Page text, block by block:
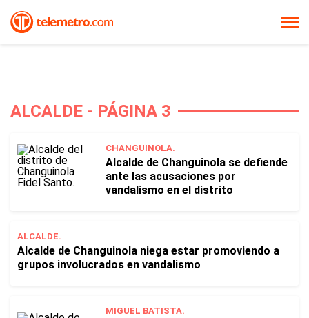
ALCALDE - PÁGINA 3
CHANGUINOLA.
Alcalde de Changuinola se defiende
ante las acusaciones por
vandalismo en el distrito
ALCALDE.
Alcalde de Changuinola niega estar promoviendo a
grupos involucrados en vandalismo
MIGUEL BATISTA.